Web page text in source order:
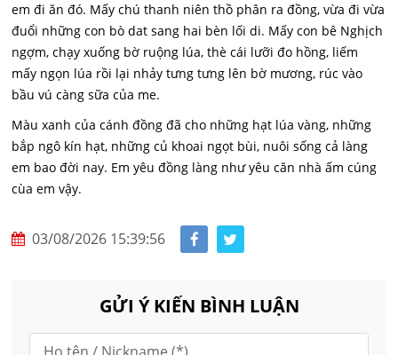
em đi ăn đó. Mấy chú thanh niên thồ phân ra đồng, vừa đi vừa
đuổi những con bò dat sang hai bèn lối di. Mấy con bê Nghịch
ngợm, chạy xuống bờ ruộng lúa, thè cái lưỡi đo hồng, liếm
mấy ngọn lúa rồi lại nhảy tưng tưng lên bờ mương, rúc vào
bầu vú càng sữa của me.
Màu xanh của cánh đồng đã cho những hạt lúa vàng, những
bắp ngô kín hạt, những củ khoai ngọt bùi, nuôi sống cả làng
em bao đời nay. Em yêu đồng làng như yêu căn nhà ấm cúng
cùa em vậy.
03/08/2026 15:39:56
GỬI Ý KIẾN BÌNH LUẬN